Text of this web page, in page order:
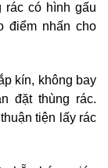
rác có hình gấu
điểm nhấn cho
kín, không bay
đặt thùng rác.
tiện lấy rác